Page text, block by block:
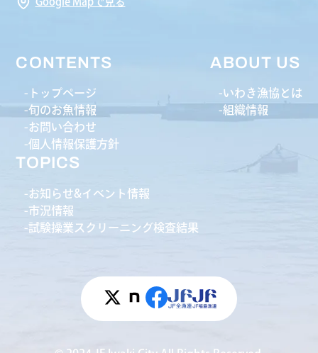
CONTENTS
トップページ
旬のお魚情報
お問い合わせ
個人情報保護方針
ABOUT US
いわき漁協とは
組織情報
TOPICS
お知らせ&イベント情報
市況情報
試験操業スクリーニング検査結果